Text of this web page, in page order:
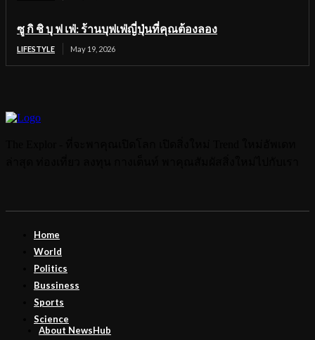
ซู กิ ชิ บุ ฟ เฟ่: ร้านบุฟเฟ่ญี่ปุ่นที่คุณต้องลอง
LIFESTYLE May 19, 2026
Home
World
Politics
Bussiness
Sports
Science
About NewsHub